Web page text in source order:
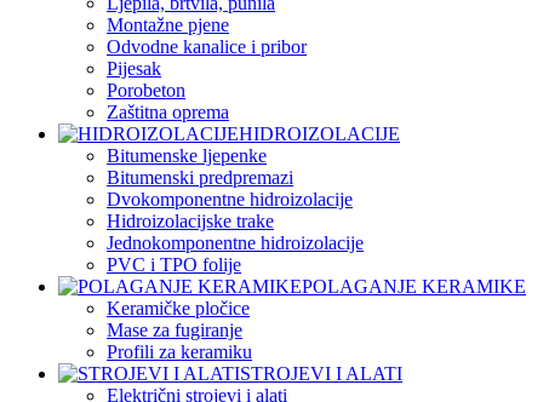
Montažne pjene
Odvodne kanalice i pribor
Pijesak
Porobeton
Zaštitna oprema
HIDROIZOLACIJE
Bitumenske ljepenke
Bitumenski predpremazi
Dvokomponentne hidroizolacije
Hidroizolacijske trake
Jednokomponentne hidroizolacije
PVC i TPO folije
POLAGANJE KERAMIKE
Keramičke pločice
Mase za fugiranje
Profili za keramiku
STROJEVI I ALATI
Električni strojevi i alati